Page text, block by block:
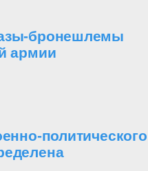
бронешлемы
армии
политического